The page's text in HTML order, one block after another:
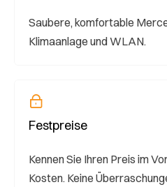
Saubere, komfortable
Klimaanlage und WLAN.
Festpreise
Kennen Sie Ihren Preis im
Kosten. Keine